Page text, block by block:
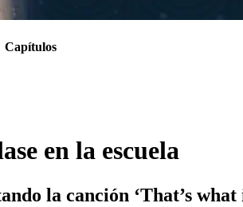
Capítulos
en la escuela
la canción ‘That’s what